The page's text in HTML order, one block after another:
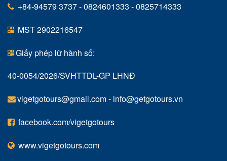
+84-94579 3737 - 0824601333 - 0825714333
MST 2902216547
Giấy phép lữ hành số:
40-0054/2026/SVHTTDL-GP LHNĐ
vigetgotours@gmail.com- info@getgotours.vn
facebook.com/vigetgotours
www.vigetgotours.com